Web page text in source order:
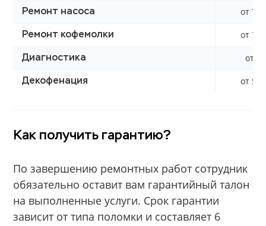
Ремонт насоса от
Ремонт кофемолки от
Диагностика от 0
Декофенация от
Как получить гарантию?
По завершению ремонтных работ сотрудник
обязательно оставит вам гарантийный талон
на выполненные услуги. Срок гарантии
зависит от типа поломки и составляет 6